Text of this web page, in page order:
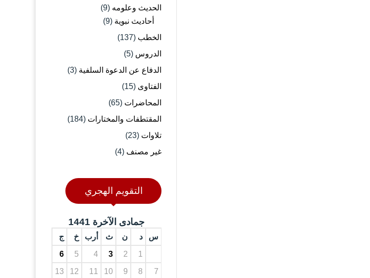
الحديث وعلومه (9)
أحاديث نبوية (9)
الخطب (137)
الدروس (5)
الدفاع عن الدعوة السلفية (3)
الفتاوى (15)
المحاضرات (65)
المقتطفات والمختارات (184)
تلاوات (23)
غير مصنف (4)
التقويم الهجري
جمادى الآخرة 1441
س د ن ث أرب خ ج
1
2
3
4
5
6
7
8
9
10
11
12
13